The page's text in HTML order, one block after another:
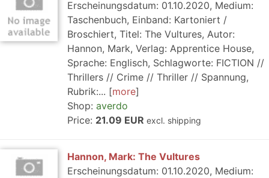
Erscheinungsdatum: 01.10.2020, Medium:
Taschenbuch, Einband: Kartoniert /
Broschiert, Titel: The Vultures, Autor:
Hannon, Mark, Verlag: Apprentice House,
Sprache: Englisch, Schlagworte: FICTION //
Thrillers // Crime // Thriller // Spannung,
Rubrik:...
more
Shop: averdo
Price: 21.09 EUR excl. shipping
Hannon, Mark: The Vultures
Erscheinungsdatum: 01.10.2020, Medium: